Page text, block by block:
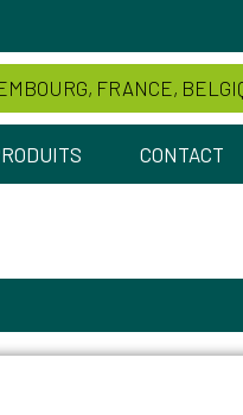
FRANCE,
CONTACT